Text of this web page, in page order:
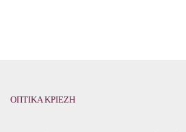
52mm x 17mm x 140mm
ΟΠΤΙΚΑ ΚΡΙΕΖΗ